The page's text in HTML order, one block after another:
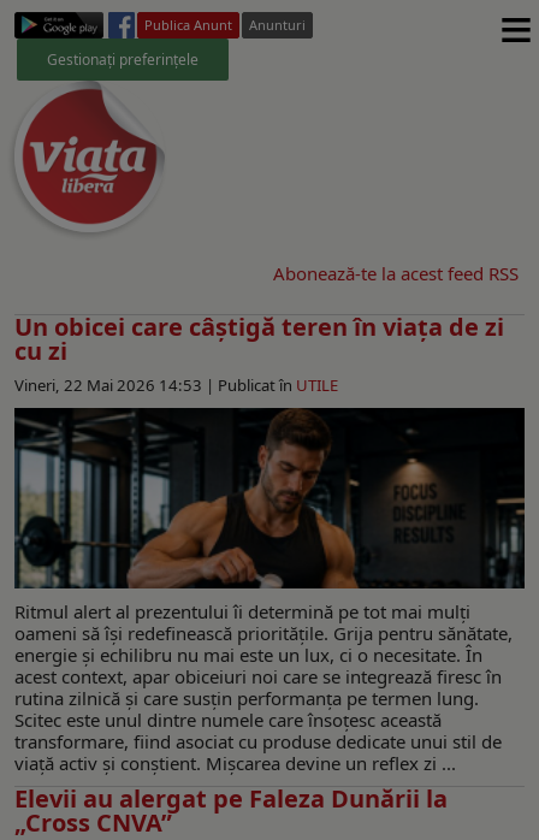
Publica Anunt Anunturi
Gestionați preferințele ≡
Abonează-te la acest feed RSS
Un obicei care câștigă teren în viața de zi
cu zi
Vineri, 22 Mai 2026 14:53 | Publicat în UTILE
Ritmul alert al prezentului îi determină pe tot mai mulți
oameni să își redefinească prioritățile. Grija pentru sănătate,
energie și echilibru nu mai este un lux, ci o necesitate. În
acest context, apar obiceiuri noi care se integrează firesc în
rutina zilnică și care susțin performanța pe termen lung.
Scitec este unul dintre numele care însoțesc această
transformare, fiind asociat cu produse dedicate unui stil de
viață activ și conștient. Mișcarea devine un reflex zi ...
Elevii au alergat pe Faleza Dunării la
„Cross CNVA”